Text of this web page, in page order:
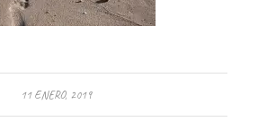
11 ENERO, 2019